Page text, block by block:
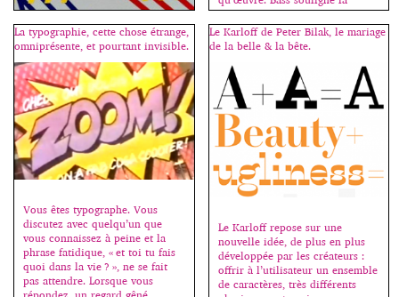
Ils sont mystérieux les Lift
Type… impossible de trouver les
noms de ceux qui forment ce
groupe et distribuent de fontes
gratuites en éditions limitées
(sur une période ou une
quantité définie). C’est jusqu’à
ce soir, on se précipite, merci à
eux ! http://lift-type.fr/
http://lift-type.tumblr.com/
thématique visuelle et
dramatique du film, expose le
caractère des personnages : Mon
La typographie, cette chose étrange,
omniprésente, et pourtant invisible.
Vous êtes typographe. Vous
discutez avec quelqu’un que
vous connaissez à peine et la
phrase fatidique, « et toi tu fais
quoi dans la vie ? », ne se fait
pas attendre. Lorsque vous
Le Karloff de Peter Bilak, le mariage
de la belle & la bête.
Le Karloff repose sur une
nouvelle idée, de plus en plus
développée par les créateurs :
offrir à l’utilisateur un ensemble
de caractères, très différents